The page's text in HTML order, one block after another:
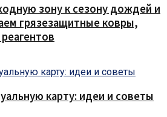
зону к сезону дождей и
грязезащитные ковры,
карту: идеи и советы